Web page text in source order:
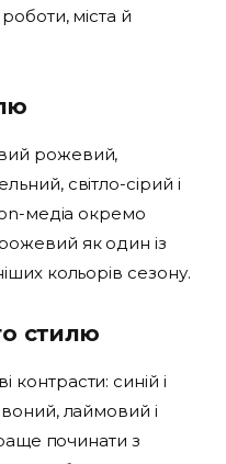
міста й
рожевий,
світло-сірий і
медіа окремо
як один із
кольорів сезону.
стилю
синій і
лаймовий і
починати з